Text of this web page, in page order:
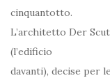
cinquantotto.
L’architetto Der
(l’edificio
davanti), decise per